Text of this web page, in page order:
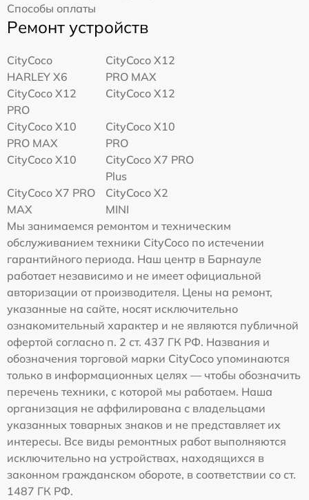
Способы оплаты
Ремонт устройств
CityCoco
HARLEY X6
CityCoco X12
PRO MAX
CityCoco X12
PRO
CityCoco X12
CityCoco X10
PRO MAX
CityCoco X10
PRO
CityCoco X10
CityCoco X7 PRO
Plus
CityCoco X7 PRO
MAX
CityCoco X2
MINI
Мы занимаемся ремонтом и техническим
обслуживанием техники CityCoco по истечении
гарантийного периода. Наш центр в Барнауле
работает независимо и не имеет официальной
авторизации от производителя. Цены на ремонт,
указанные на сайте, носят исключительно
ознакомительный характер и не являются публичной
офертой согласно п. 2 ст. 437 ГК РФ. Названия и
обозначения торговой марки CityCoco упоминаются
только в информационных целях — чтобы обозначить
перечень техники, с которой мы работаем. Наша
организация не аффилирована с владельцами
указанных товарных знаков и не представляет их
интересы. Все виды ремонтных работ выполняются
исключительно на устройствах, находящихся в
законном гражданском обороте, в соответствии со ст.
1487 ГК РФ.